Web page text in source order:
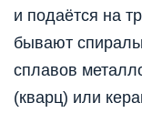
и подаётся на
бывают
сплавов
(кварц) или